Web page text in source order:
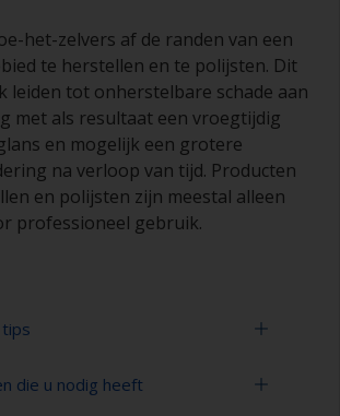
het-zelvers af de randen van een
te herstellen en te polijsten. Dit
leiden tot onherstelbare schade aan
met als resultaat een vroegtijdig
en mogelijk een grotere
na verloop van tijd. Producten
en polijsten zijn meestal alleen
professioneel gebruik.
een verfroller:
die u nodig heeft